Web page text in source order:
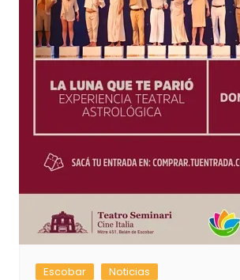
Escobar Noticias